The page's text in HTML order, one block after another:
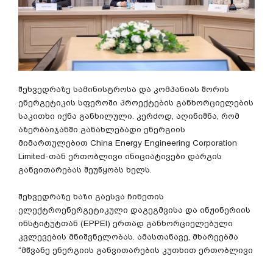
შეხვედრაზე სამინისტროსა და კომპანიას შორის
ენერგეტიკის სფეროში პროექტების განხორციელების
საკითხი იქნა განხილული. კერძოდ, აღინიშნა, რომ
აზერბაიჯანში განახლებადი ენერგიის
მიმართულებით China Energy Engineering Corporation
Limited-თან ერთობლივი ინიციატივები დარგის
განვითარებას შეუწყობს ხელს.
შეხვედრაზე ხაზი გაესვა ჩინეთის
ელექტროენერგეტიკული დაგეგმვისა და ინჟინერიის
ინსტიტუტთან (EPPEI) ერთად განხორციელებული
კვლევების მნიშვნელობას. ამასთანავე, მხარეებმა
“მწვანე ენერგიის განვითარების კუთხით ერთობლივი